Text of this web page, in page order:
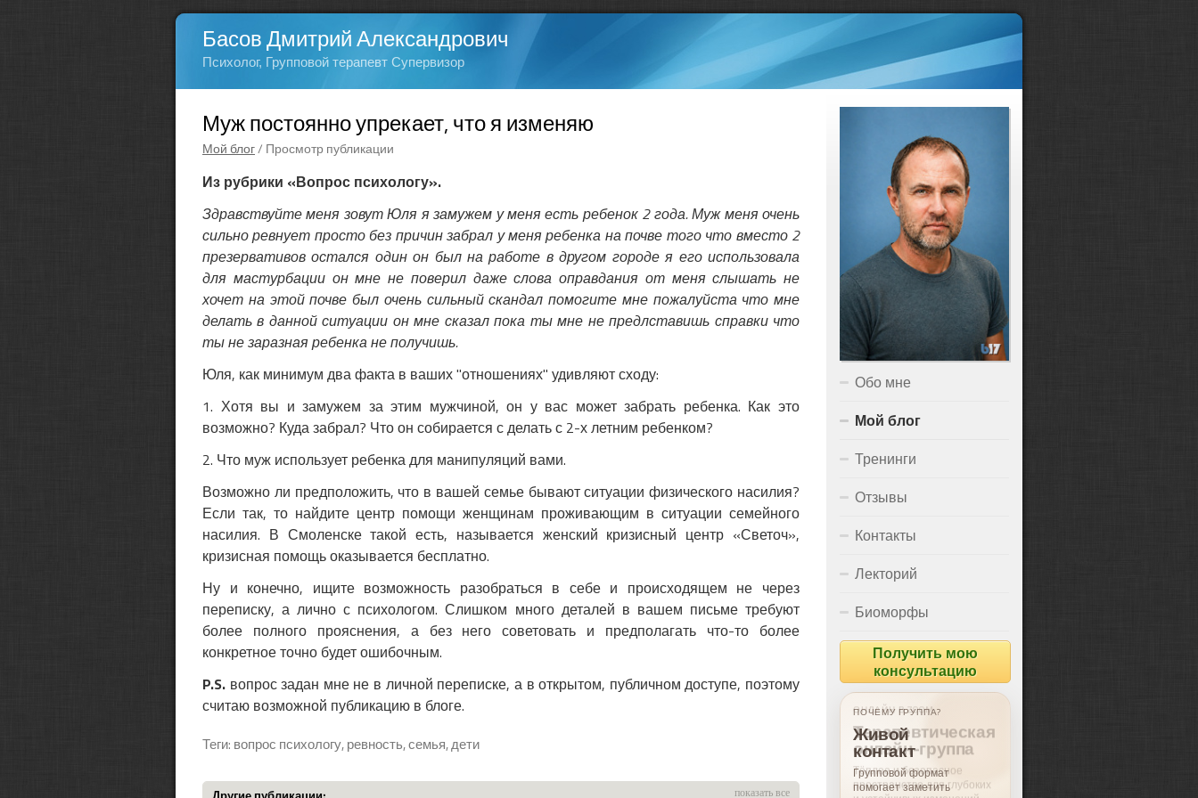
Басов Дмитрий Александрович
Психолог, Групповой терапевт Супервизор
Муж постоянно упрекает, что я изменяю
Мой блог/ Просмотр публикации
Из рубрики «Вопрос психологу».
Здравствуйте меня зовут Юля я замужем у меня есть ребенок 2 года. Муж меня очень
сильно ревнует просто без причин забрал у меня ребенка на почве того что вместо 2
презервативов остался один он был на работе в другом городе я его использовала
для мастурбации он мне не поверил даже слова оправдания от меня слышать не
хочет на этой почве был очень сильный скандал помогите мне пожалуйста что мне
делать в данной ситуации он мне сказал пока ты мне не предлставишь справки что
ты не заразная ребенка не получишь.
Юля, как минимум два факта в ваших "отношениях" удивляют сходу:
1. Хотя вы и замужем за этим мужчиной, он у вас может забрать ребенка. Как это
возможно? Куда забрал? Что он собирается с делать с 2-х летним ребенком?
2. Что муж использует ребенка для манипуляций вами.
Возможно ли предположить, что в вашей семье бывают ситуации физического насилия?
Если так, то найдите центр помощи женщинам проживающим в ситуации семейного
насилия. В Смоленске такой есть, называется женский кризисный центр «Светоч»,
кризисная помощь оказывается бесплатно.
Ну и конечно, ищите возможность разобраться в себе и происходящем не через
переписку, а лично с психологом. Слишком много деталей в вашем письме требуют
более полного прояснения, а без него советовать и предполагать что-то более
конкретное точно будет ошибочным.
P.S. вопрос задан мне не в личной переписке, а в открытом, публичном доступе, поэтому
считаю возможной публикацию в блоге.
Теги: вопрос психологу, ревность, семья, дети
показать все
Обо мне
Мой блог
Тренинги
Отзывы
Контакты
Лекторий
Биоморфы
Получить мою
консультацию
ПОЧЕМУ ГРУППА?
Живой
контакт
Групповой формат
помогает заметить